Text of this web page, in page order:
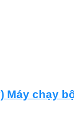
Máy chạy